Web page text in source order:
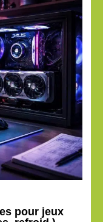
pour jeux